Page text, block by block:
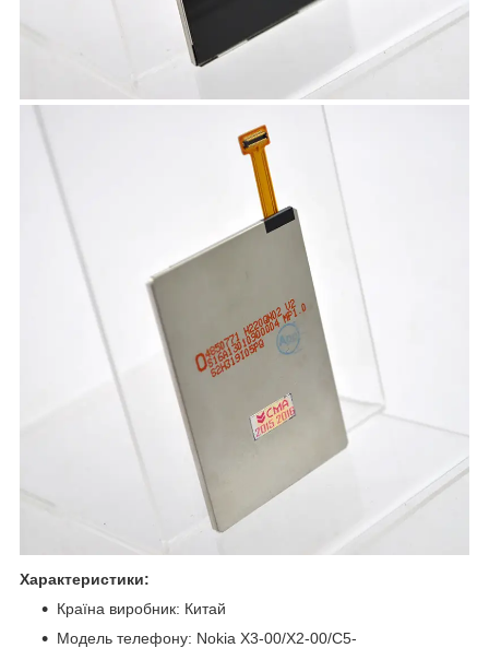
Характеристики:
Країна виробник: Китай
Модель телефону: Nokia X3-00/X2-00/C5-